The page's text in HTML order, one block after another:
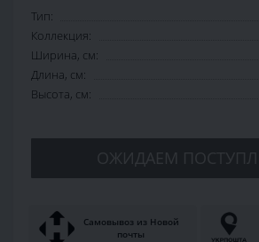
Тип:
Коллекция:
Ширина, см:
Длина, см:
Высота, см:
ОЖИДАЕМ
Самовывоз из Новой
почты